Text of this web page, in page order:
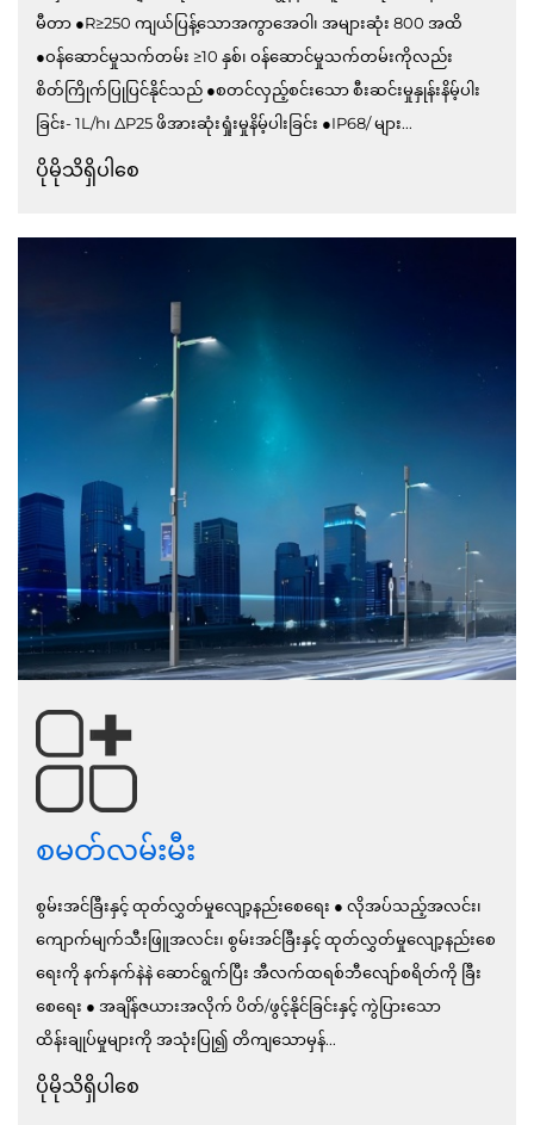
မီတာ ●R≥250 ကျယ်ပြန့်သောအကွာအေဝါ၊ အများဆုံး 800 အထိ
●ဝန်ဆောင်မှုသက်တမ်း ≥10 နှစ်၊ ဝန်ဆောင်မှုသက်တမ်းကိုလည်း
စိတ်ကြိုက်ပြုပြင်နိုင်သည် ●စတင်လှည့်စင်းသော စီးဆင်းမှုနှုန်းနိမ့်ပါး
ခြင်း- 1L/h၊ ΔP25 ဖိအားဆုံးရှုံးမှုနိမ့်ပါးခြင်း ●IP68/ များ...
ပိုမိုသိရှိပါစေ
စမတ်လမ်းမီး
စွမ်းအင်ခြီးနှင့် ထုတ်လွှတ်မှုလျော့နည်းစေရေး ● လိုအပ်သည့်အလင်း၊
ကျောက်မျက်သီးဖြူအလင်း၊ စွမ်းအင်ခြီးနှင့် ထုတ်လွှတ်မှုလျော့နည်းစေ
ရေးကို နက်နက်နဲနဲ ဆောင်ရွက်ပြီး အီလက်ထရစ်ဘီလျော်စရိတ်ကို ခြီး
စေရေး ● အချိန်ဇယားအလိုက် ပိတ်/ဖွင့်နိုင်ခြင်းနှင့် ကွဲပြားသော
ထိန်းချုပ်မှုများကို အသုံးပြု၍ တိကျသောမှန်...
ပိုမိုသိရှိပါစေ